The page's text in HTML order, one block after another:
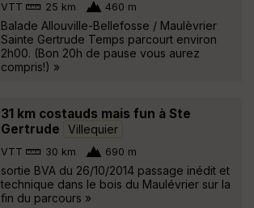
VTT 25 km 460 m
Balade Allouville-Bellefosse / Maulèvrier
Sainte Gertrude Temps parcourt environ
2h00. (Bon 20h de pause vous aurez
compris!) »
31 km costauds mais fun à Ste
Gertrude
Villequier
VTT 30 km 690 m
sortie BVA du 26/10/2014 passage inédit et
technique dans le bois du Maulévrier sur la
fin du parcours »